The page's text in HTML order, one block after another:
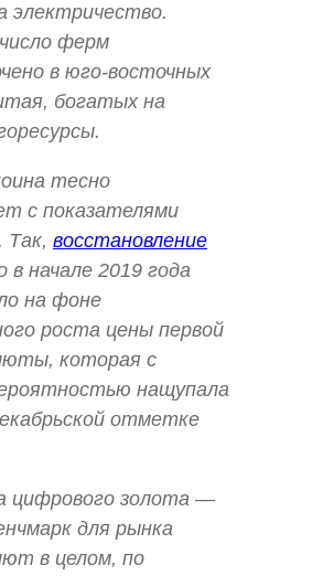
ферм
в юго-восточных
богатых на
тесно
с показателями
Так, восстановление
в начале 2019 года
на фоне
роста цены первой
которая с
нащупала
отметке
цифрового золота —
для рынка
в целом, по